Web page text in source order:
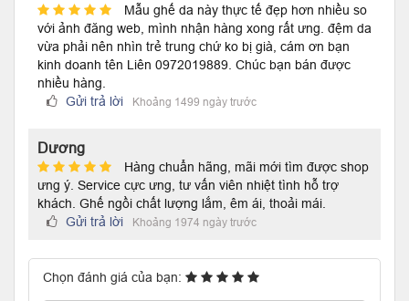
Mẫu ghế da này thực tế đẹp hơn nhiều so
với ảnh đăng web, mình nhận hàng xong rất ưng. đệm da
vừa phải nên nhìn trẻ trung chứ ko bị già, cám ơn bạn
kinh doanh tên Liên 0972019889. Chúc bạn bán được
nhiều hàng.
Gửi trả lời
Khoảng 1499 ngày trước
Dương
Hàng chuẩn hãng, mãi mới tìm được shop
ưng ý. Service cực ưng, tư vấn viên nhiệt tình hỗ trợ
khách. Ghế ngồi chất lượng lắm, êm ái, thoải mái.
Gửi trả lời
Khoảng 1974 ngày trước
Chọn đánh giá của bạn: